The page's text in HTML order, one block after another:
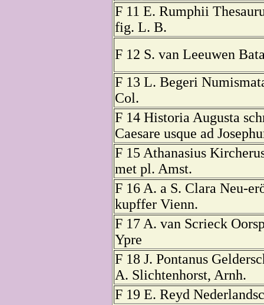
F 11 E. Rumphii
fig. L. B.
F 12 S. van Leeuwen
F 13 L. Begeri
Col.
F 14 Historia Augusta
Саesare usque ad
F 15 Athanasius
met pl. Amst.
F 16 A. a S. Clara Neu-
kupffer Vienn.
F 17 A. van Scrieck
Ypre
F 18 J. Pontanus
A. Slichtenhorst, Arnh.
F 19 E. Reyd